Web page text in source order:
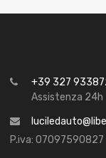
+39 327
Assistenza 24h
P.iva: 07097590827